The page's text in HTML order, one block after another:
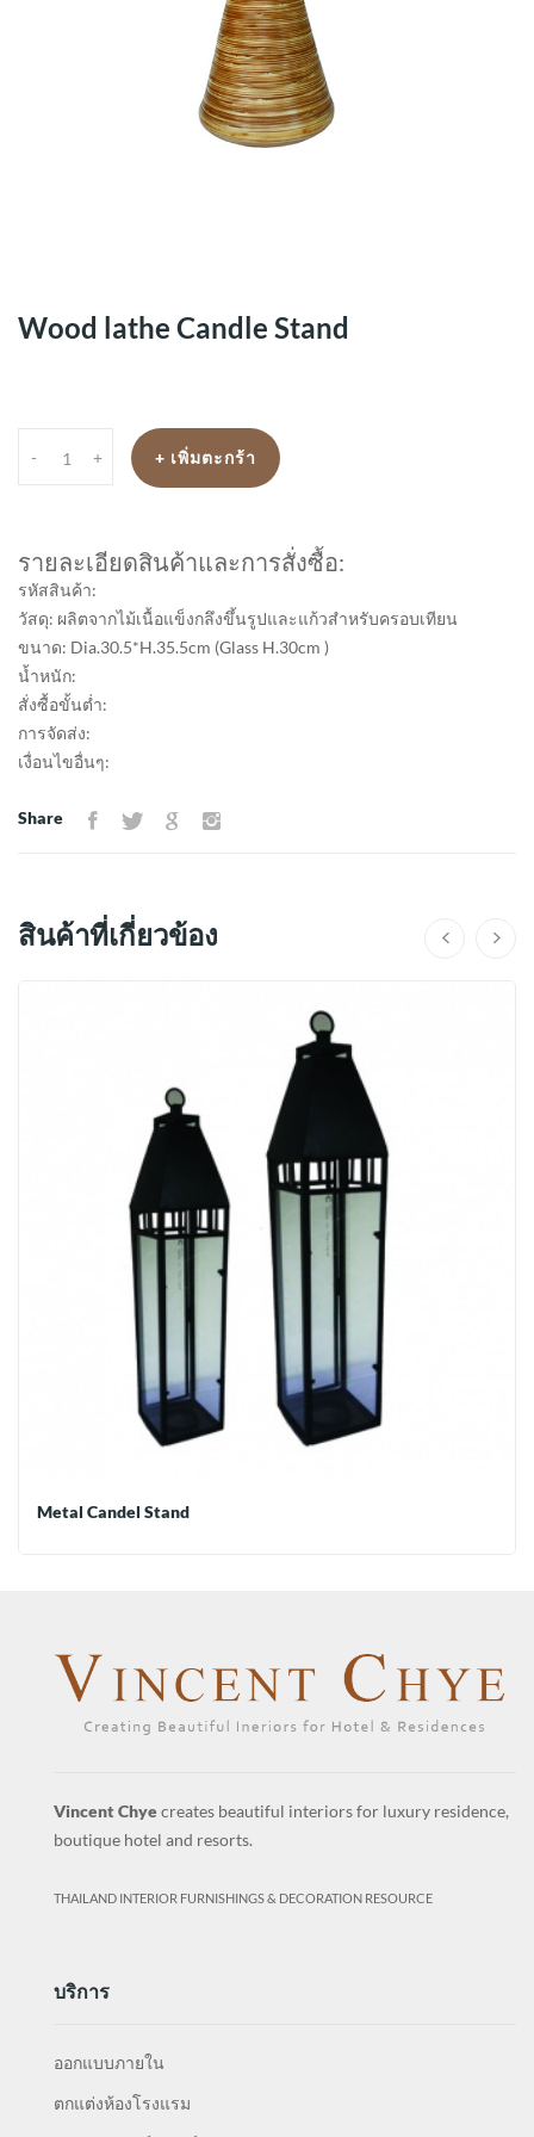
Wood lathe Candle Stand
- +
รายละเอียดสินค้าและการสั่งซื้อ:
รหัสสินค้า:
วัสดุ: ผลิตจากไม้เนื้อแข็งกลึงขึ้นรูปและแก้วสำหรับครอบเทียน
ขนาด: Dia.30.5*H.35.5cm (Glass H.30cm )
น้ำหนัก:
สั่งซื้อขั้นต่ำ:
การจัดส่ง:
เงื่อนไขอื่นๆ:
Share
สินค้าที่เกี่ยวข้อง
Metal Candel Stand
Vincent Chye creates beautiful interiors for luxury residence,
boutique hotel and resorts.
THAILAND INTERIOR FURNISHINGS & DECORATION RESOURCE
บริการ
ออกแบบภายใน
ตกแต่งห้องโรงแรม